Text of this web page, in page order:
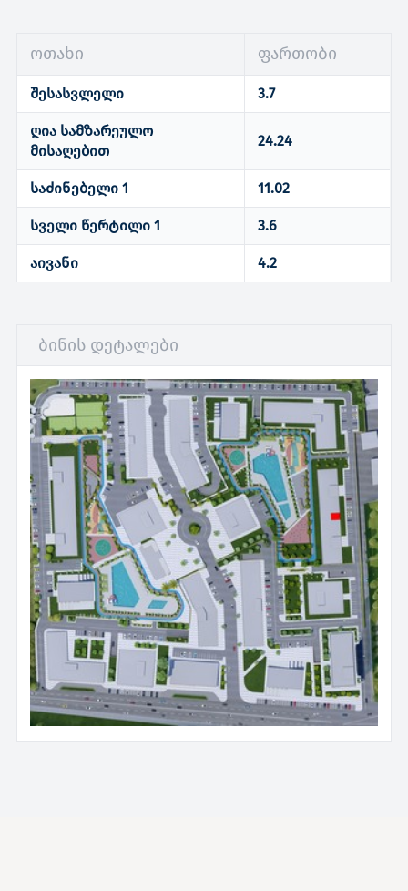
ოთახი ფართობი
შესასვლელი 3.7
ღია სამზარეულო
მისაღებით
24.24
საძინებელი 1 11.02
სველი წერტილი 1 3.6
აივანი 4.2
ბინის დეტალები